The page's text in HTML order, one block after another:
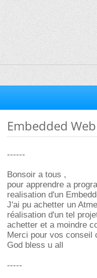
Embedded
------
Bonsoir a tous ,
pour apprendre a
realisation d'un
J'ai pu achetter un
réalisation d'un tel
achetter et a moindre
Merci pour vos conseil
God bless u all
-----